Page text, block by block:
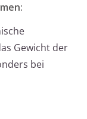
Gewicht der
bei